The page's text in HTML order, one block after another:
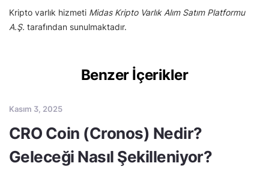
Kripto varlık hizmeti Midas Kripto Varlık Alım Satım Platformu
A.Ş. tarafından sunulmaktadır.
Benzer İçerikler
Kasım 3, 2025
CRO Coin (Cronos) Nedir?
Geleceği Nasıl Şekilleniyor?